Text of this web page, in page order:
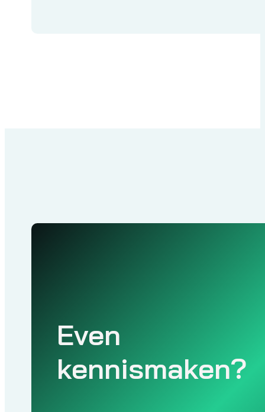
Even
kennismaken?